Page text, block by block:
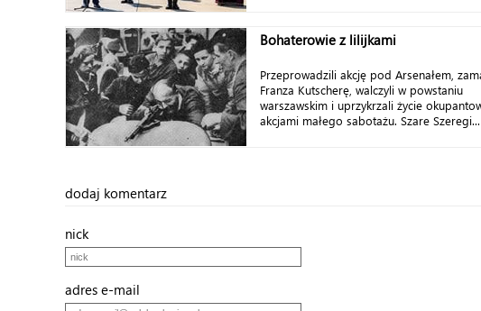
Bohaterowie z lilijkami
Przeprowadzili akcję pod Arsenałem,
Franza Kutscherę, walczyli w powstaniu
warszawskim i uprzykrzali życie
akcjami małego sabotażu. Szare Szeregi...
dodaj komentarz
nick
adres e-mail